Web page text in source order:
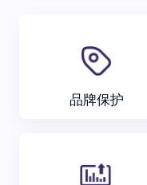
品牌保护